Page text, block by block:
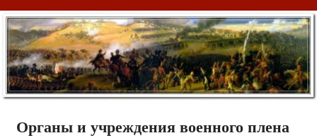
Органы и учреждения военного плена